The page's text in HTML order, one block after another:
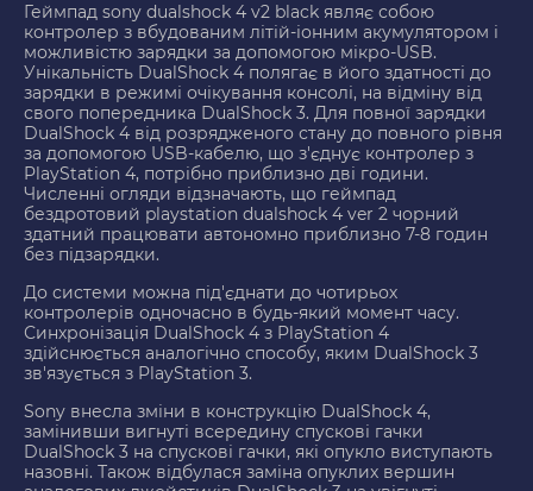
Геймпад sony dualshock 4 v2 black являє собою
контролер з вбудованим літій-іонним акумулятором і
можливістю зарядки за допомогою мікро-USB.
Унікальність DualShock 4 полягає в його здатності до
зарядки в режимі очікування консолі, на відміну від
свого попередника DualShock 3. Для повної зарядки
DualShock 4 від розрядженого стану до повного рівня
за допомогою USB-кабелю, що з'єднує контролер з
PlayStation 4, потрібно приблизно дві години.
Численні огляди відзначають, що геймпад
бездротовий playstation dualshock 4 ver 2 чорний
здатний працювати автономно приблизно 7-8 годин
без підзарядки.
До системи можна під'єднати до чотирьох
контролерів одночасно в будь-який момент часу.
Синхронізація DualShock 4 з PlayStation 4
здійснюється аналогічно способу, яким DualShock 3
зв'язується з PlayStation 3.
Sony внесла зміни в конструкцію DualShock 4,
замінивши вигнуті всередину спускові гачки
DualShock 3 на спускові гачки, які опукло виступають
назовні. Також відбулася заміна опуклих вершин